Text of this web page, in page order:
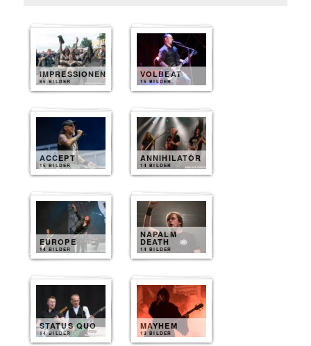
IMPRESSIONEN
65 BILDER
VOLBEAT
15 BILDER
ACCEPT
15 BILDER
ANNIHILATOR
14 BILDER
EUROPE
14 BILDER
NAPALM
DEATH
14 BILDER
STATUS QUO
14 BILDER
MAYHEM
13 BILDER